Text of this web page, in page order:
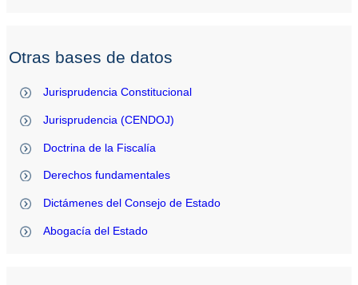
Otras bases de datos
Jurisprudencia Constitucional
Jurisprudencia (CENDOJ)
Doctrina de la Fiscalía
Derechos fundamentales
Dictámenes del Consejo de Estado
Abogacía del Estado